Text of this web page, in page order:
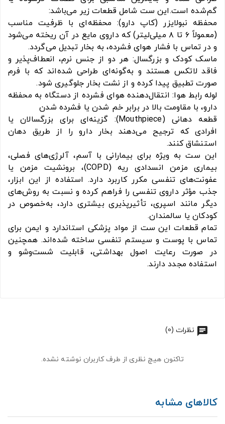
گم‌شده است.این ست شامل قطعات زیر می‌باشد:
محفظه نبولایزر (کاپ دارو): محفظه‌ای با ظرفیت مناسب
(معمولاً ۶ تا ۸ میلی‌لیتر) که داروی مایع در آن ریخته می‌شود
و در تماس با فشار هوای فشرده، به بخار تبدیل می‌گردد.
ماسک کودک و بزرگسال: هر دو از جنس نرم، انعطاف‌پذیر و
فاقد لاتکس هستند و به‌گونه‌ای طراحی شده‌اند که با فرم
صورت تطبیق پیدا کرده و از نشت بخار جلوگیری شود.
لوله رابط هوا: انتقال‌دهنده هوای فشرده از دستگاه به محفظه
دارو، با مقاومت بالا در برابر خم شدن یا فشرده شدن
قطعه دهانی (Mouthpiece): گزینه‌ای برای بزرگسالان یا
افرادی که ترجیح می‌دهند بخار دارو را از طریق دهان
استنشاق کنند.
این ست به ویژه برای بیمارانی با آسم، آلرژی‌های فصلی،
بیماری مزمن انسدادی ریه (COPD)، برونشیت مزمن یا
عفونت‌های تنفسی مکرر کاربرد دارد. استفاده از این ابزار،
جذب مؤثر داروی تنفسی را فراهم کرده و نسبت به روش‌های
دیگر مانند اسپری، تأثیرپذیری بیشتری دارد، به‌خصوص در
کودکان یا سالمندان.
تمام قطعات این ست از مواد پزشکی استاندارد و ایمن برای
تماس با پوست و سیستم تنفسی ساخته شده‌اند. همچنین
در صورت رعایت اصول بهداشتی، قابلیت شست‌وشو و
استفاده مجدد دارند.
نظرات (0)
تاکنون هیچ نظری از طرف کاربران نوشته نشده.
کالاهای مشابه